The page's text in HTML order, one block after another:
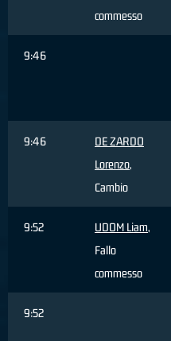
commesso
9:46
9:46
DE ZARDO
Lorenzo,
Cambio
9:52 UDOM Liam,
Fallo
commesso
9:52